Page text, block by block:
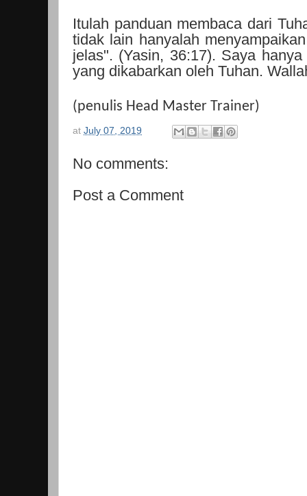
Itulah panduan membaca dari
tidak lain hanyalah
jelas". (Yasin, 36:17). Saya
yang dikabarkan oleh Tuhan.
(penulis Head Master Trainer)
at July 07, 2019
No comments:
Post a Comment